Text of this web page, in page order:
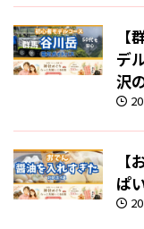
デ
沢
ぱ